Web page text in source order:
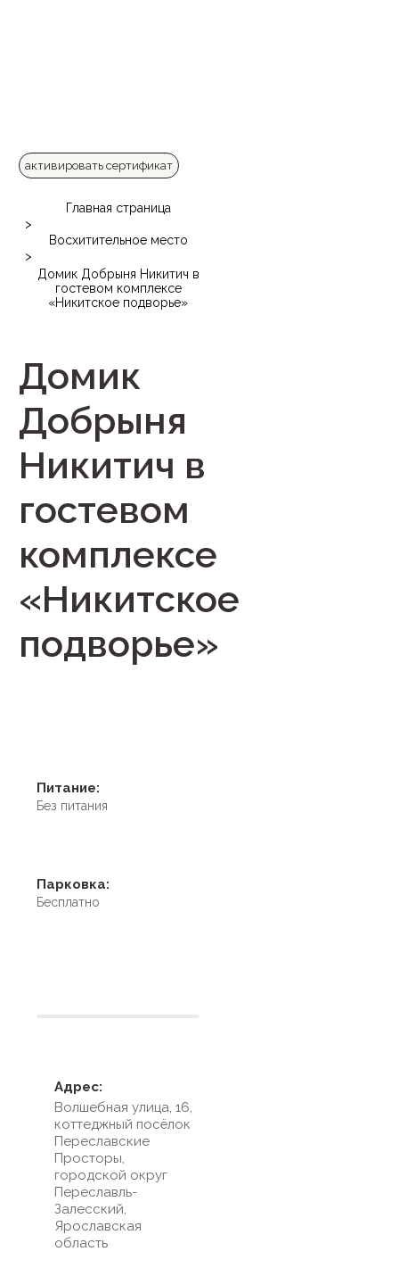
активировать сертификат
Главная страница
>
Восхитительное место
>
Домик Добрыня Никитич в
гостевом комплексе
«Никитское подворье»
Домик
Добрыня
Никитич в
гостевом
комплексе
«Никитское
подворье»
Питание:
Без питания
Парковка:
Бесплатно
Адрес:
Волшебная улица, 16,
коттеджный посёлок
Переславские
Просторы,
городской округ
Переславль-
Залесский,
Ярославская
область